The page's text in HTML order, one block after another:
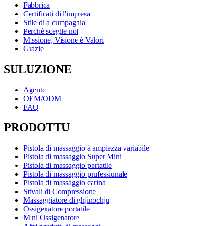
Fabbrica
Certificati di l'impresa
Stile di a cumpagnia
Perchè sceglie noi
Missione, Visione è Valori
Grazie
SULUZIONE
Agente
OEM/ODM
FAQ
PRODOTTU
Pistola di massaggio à ampiezza variabile
Pistola di massaggio Super Mini
Pistola di massaggio portatile
Pistola di massaggio prufessiunale
Pistola di massaggio carina
Stivali di Compressione
Massaggiatore di ghjinochju
Ossigenatore portatile
Mini Ossigenatore